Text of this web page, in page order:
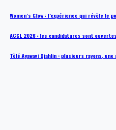
Women’s Glow : l’expérience qui révèle
ACGL 2026 : les candidatures sont ouvertes
Tèlé Ayawavi Djahlin : plusieurs rayons,